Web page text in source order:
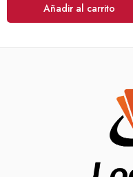
Añadir al carrito